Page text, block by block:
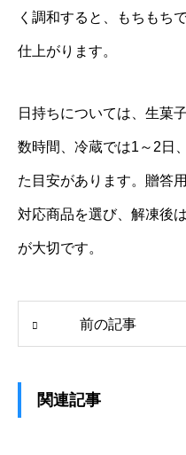
く調和すると、もちもち
仕上がります。
日持ちについては、生菓
数時間、冷蔵では1～2日
た目安があります。贈答
対応商品を選び、解凍後
が大切です。
前の記事
関連記事